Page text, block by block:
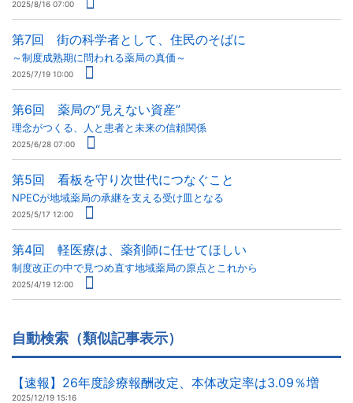
2025/8/16 07:00
第7回 街の科学者として、住民のそばに
～制度成熟期に問われる薬局の真価～
2025/7/19 10:00
第6回 薬局の“見えない資産”
理念がつくる、人と患者と未来の信頼関係
2025/6/28 07:00
第5回 看板を守り次世代につなぐこと
NPECが地域薬局の承継を支える受け皿となる
2025/5/17 12:00
第4回 軽医療は、薬剤師に任せてほしい
制度改正の中で見つめ直す地域薬局の原点とこれから
2025/4/19 12:00
自動検索（類似記事表示）
【速報】26年度診療報酬改定、本体改定率は3.09％増
2025/12/19 15:16